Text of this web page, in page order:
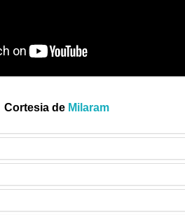
Cortesia de Milaram